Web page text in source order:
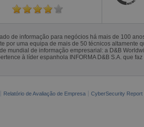
de informação para negócios há mais de 100
por uma equipa de mais de 50 técnicos altamente
mundial de informação empresarial: a D&B
à líder espanhola INFORMA D&B S.A. que faz
Relatório de Avaliação de Empresa CyberSecurity Report